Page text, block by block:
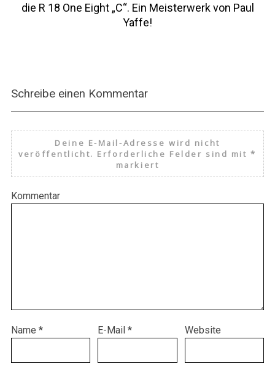
die R 18 One Eight „C“. Ein Meisterwerk von Paul
Yaffe!
Schreibe einen Kommentar
Deine E-Mail-Adresse wird nicht
veröffentlicht. Erforderliche Felder sind mit*
markiert
Kommentar
Name * E-Mail* Website